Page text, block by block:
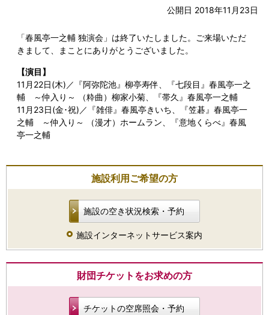
公開日 2018年11月23日
「春風亭一之輔 独演会」は終了いたしました。ご来場いただ
きまして、まことにありがとうございました。
【演目】
11月22日(木)／『阿弥陀池』柳亭寿伴、『七段目』春風亭一之
輔 ～仲入り～ （粋曲）柳家小菊、『帯久』春風亭一之輔
11月23日(金･祝)／『雑俳』春風亭きいち、『笠碁』春風亭一
之輔 ～仲入り～ （漫才）ホームラン、『意地くらべ』春風
亭一之輔
施設利用ご希望の方
施設の空き状況検索・予約
施設インターネットサービス案内
財団チケットをお求めの方
チケットの空席照会・予約